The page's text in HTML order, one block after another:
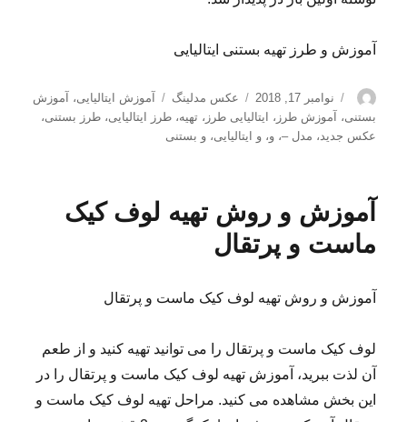
آموزش و طرز تهیه بستنی ایتالیایی
نویسنده
ارسال
شده
در
نوامبر 17, 2018 دسته‌ها
عکس مدلینگ برچسب‌ها
آموزش ایتالیایی، آموزش
بستنی، آموزش طرز ، ایتالیایی طرز ،تهیه،طرز ایتالیایی،طرز بستنی،
عکس جدید ، مدل –،و،و ایتالیایی،و بستنی
آموزش و روش تهیه لوف کیک
ماست و پرتقال
آموزش و روش تهیه لوف کیک ماست و پرتقال
لوف کیک ماست و پرتقال را می توانید تهیه کنید و از طعم
آن لذت ببرید، آموزش تهیه لوف کیک ماست و پرتقال را در
این بخش مشاهده می کنید. مراحل تهیه لوف کیک ماست و